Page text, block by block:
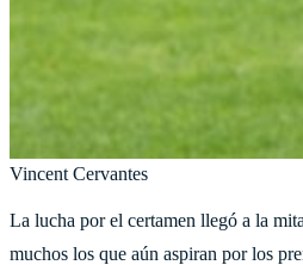
Vincent Cervantes
La lucha por el certamen llegó a la
muchos los que aún aspiran por los